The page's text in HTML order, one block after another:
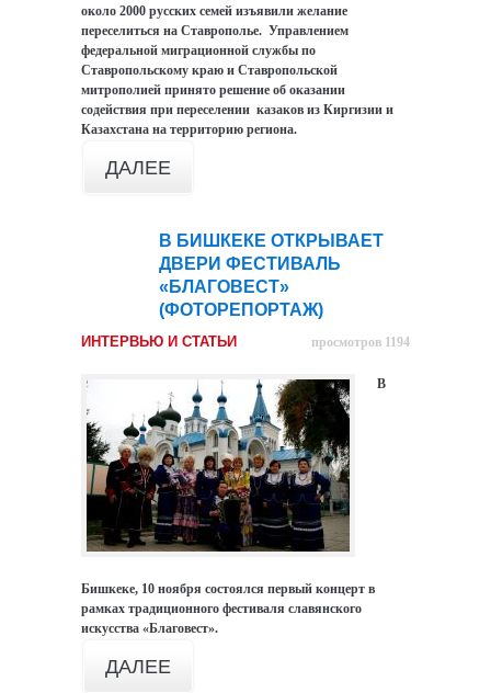
около 2000 русских семей изъявили желание
переселиться на Ставрополье. Управлением
федеральной миграционной службы по
Ставропольскому краю и Ставропольской
митрополией принято решение об оказании
содействия при переселении казаков из Киргизии и
Казахстана на территорию региона.
ДАЛЕЕ
В БИШКЕКЕ ОТКРЫВАЕТ
ДВЕРИ ФЕСТИВАЛЬ
«БЛАГОВЕСТ»
(ФОТОРЕПОРТАЖ)
ИНТЕРВЬЮ И СТАТЬИ просмотров 1194
В
Бишкеке, 10 ноября состоялся первый концерт в
рамках традиционного фестиваля славянского
искусства «Благовест».
ДАЛЕЕ